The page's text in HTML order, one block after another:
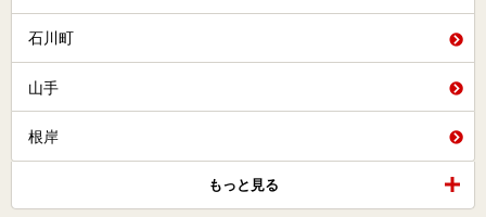
石川町
山手
根岸
もっと見る